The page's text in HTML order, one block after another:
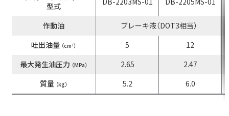
型式
作動油
ブレーキ液（DOT3相当）
吐出油量 （cm3） 5
12
最大発生油圧力 （MPa） 2.65
2.47
質量 （kg） 5.2 6.0